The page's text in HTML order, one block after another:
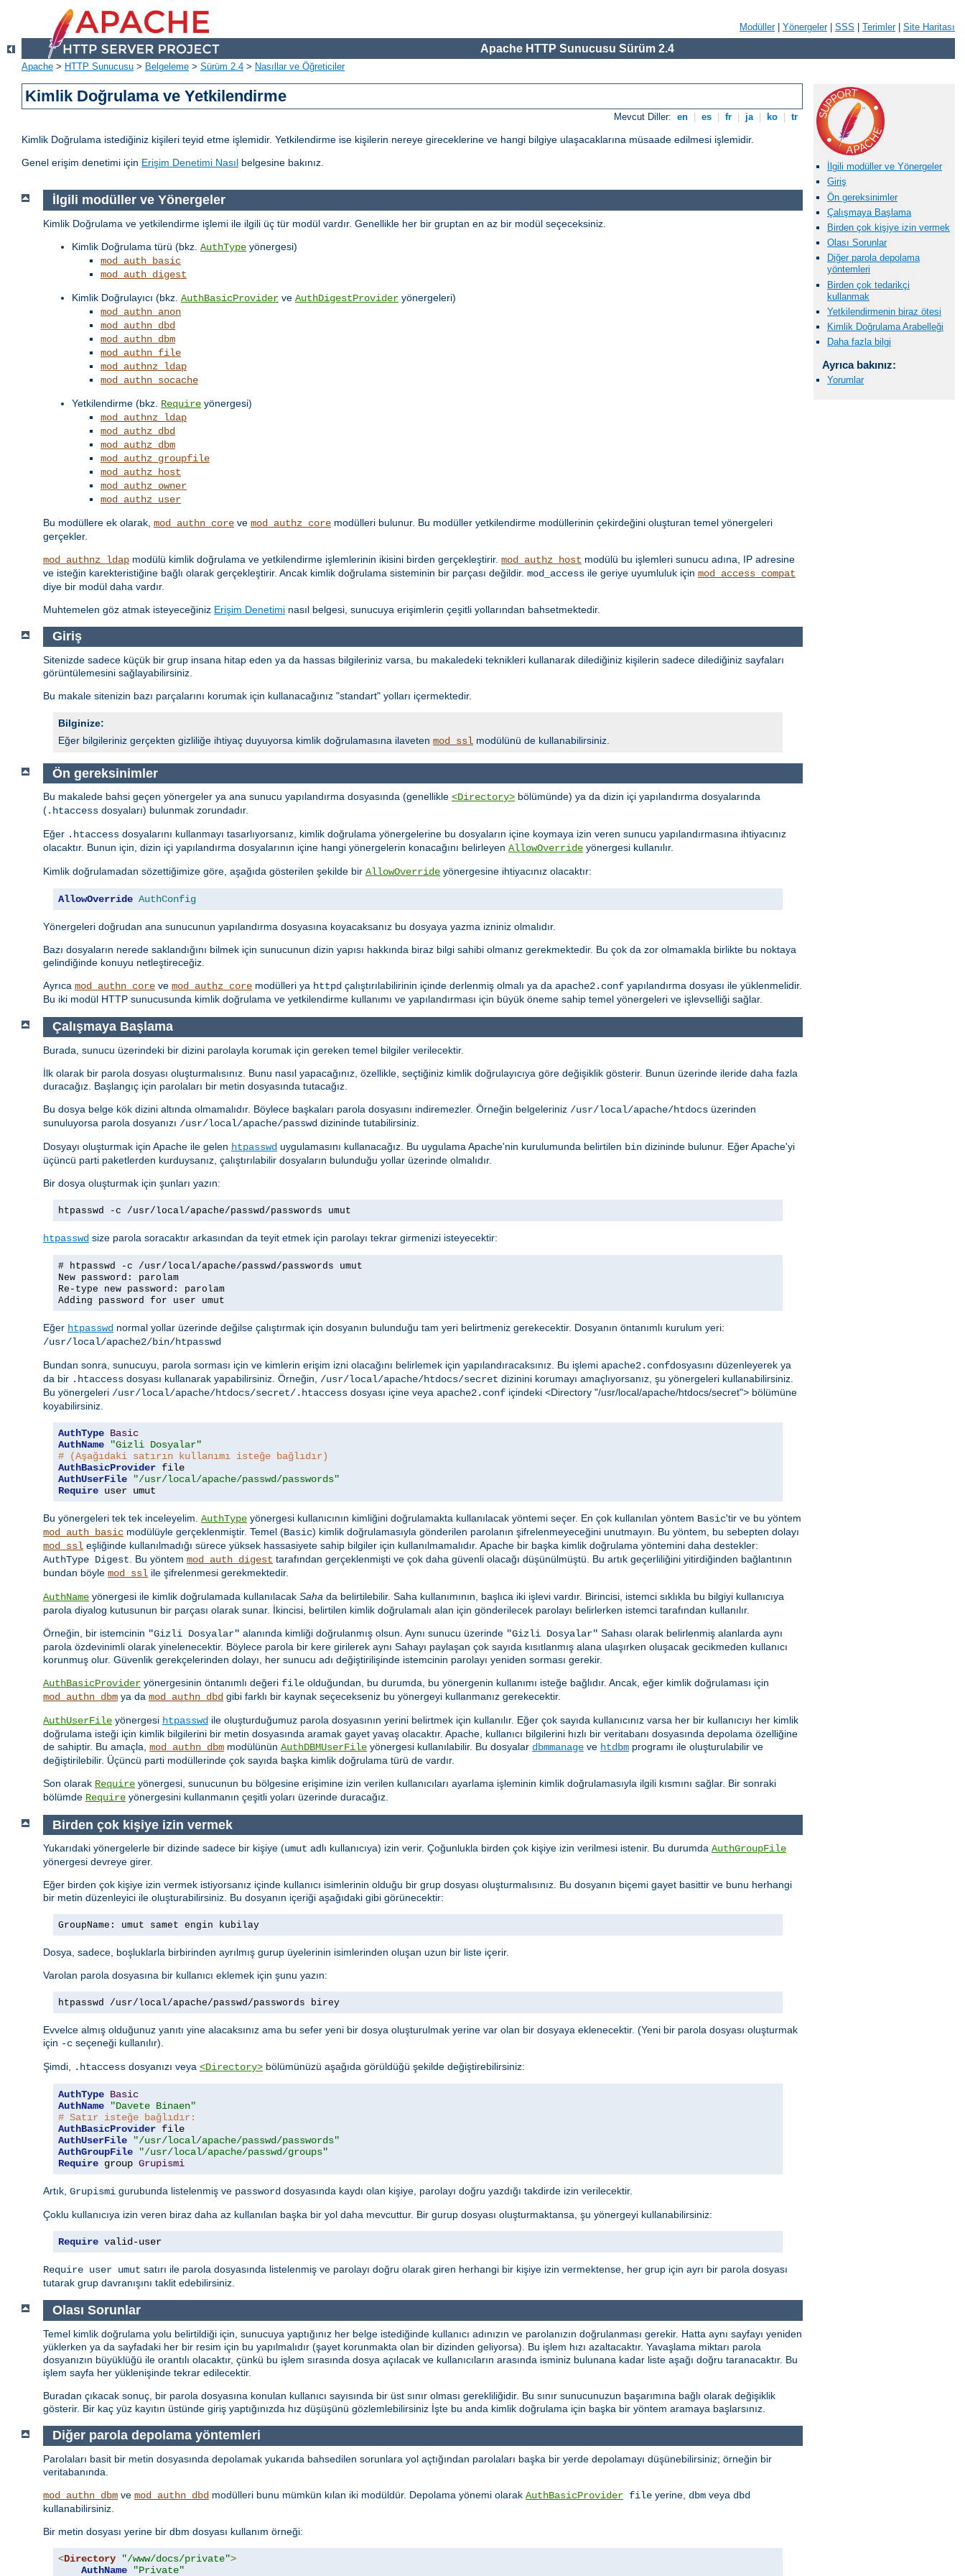
Modüller| Yönergeler| SSS Terimler| Site Haritası
Apache HTTP Sunucusu Sürüm 2.4
Apache > HTTP Sunucusu > Belgeleme > Sürüm 2.4 > Nasıllar ve Öğreticiler
Kimlik Doğrulama ve Yetkilendirme
Mevcut Diller: en es fr ja ko tr
Kimlik Doğrulama istediğiniz kişileri teyid etme işlemidir. Yetkilendirme ise kişilerin nereye gireceklerine ve hangi bilgiye ulaşacaklarına müsaade edilmesi işlemidir.
Genel erişim denetimi için Erişim Denetimi Nasıl belgesine bakınız.
İlgili modüller ve Yönergeler
Giriş
Ön gereksinimler
Çalışmaya Başlama
Birden çok kişiye izin vermek
Olası Sorunlar
Diğer parola depolama
yöntemleri
Birden çok tedarikçi
kullanmak
Yetkilendirmenin biraz ötesi
Kimlik Doğrulama Arabelleği
Daha fazla bilgi
Ayrıca bakınız:
Yorumlar
İlgili modüller ve Yönergeler
Kimlik Doğrulama ve yetkilendirme işlemi ile ilgili üç tür modül vardır. Genellikle her bir gruptan en az bir modül seçeceksiniz.
Kimlik Doğrulama türü (bkz. AuthType yönergesi)
mod_auth_basic
mod_auth_digest
Kimlik Doğrulayıcı (bkz. AuthBasicProvider ve AuthDigestProvider yönergeleri)
mod_authn_anon
mod_authn_dbd
mod_authn_dbm
mod_authn_file
mod_authnz_ldap
mod_authn_socache
Yetkilendirme (bkz. Require yönergesi)
mod_authnz_ldap
mod_authz_dbd
mod_authz_dbm
mod_authz_groupfile
mod_authz_host
mod_authz_owner
mod_authz_user
Bu modüllere ek olarak, mod_authn_core ve mod_authz_core modülleri bulunur. Bu modüller yetkilendirme modüllerinin çekirdeğini oluşturan temel yönergeleri
gerçekler.
mod_authnz_ldap modülü kimlik doğrulama ve yetkilendirme işlemlerinin ikisini birden gerçekleştirir. mod_authz_host modülü bu işlemleri sunucu adına, IP adresine
ve isteğin karekteristiğine bağlı olarak gerçekleştirir. Ancak kimlik doğrulama sisteminin bir parçası değildir. mod_access ile geriye uyumluluk için mod_access_compat
diye bir modül daha vardır.
Muhtemelen göz atmak isteyeceğiniz Erişim Denetimi nasıl belgesi, sunucuya erişimlerin çeşitli yollarından bahsetmektedir.
Giriş
Sitenizde sadece küçük bir grup insana hitap eden ya da hassas bilgileriniz varsa, bu makaledeki teknikleri kullanarak dilediğiniz kişilerin sadece dilediğiniz sayfaları
görüntülemesini sağlayabilirsiniz.
Bu makale sitenizin bazı parçalarını korumak için kullanacağınız "standart" yolları içermektedir.
Bilginize:
Eğer bilgileriniz gerçekten gizliliğe ihtiyaç duyuyorsa kimlik doğrulamasına ilaveten mod_ssl modülünü de kullanabilirsiniz.
Ön gereksinimler
Bu makalede bahsi geçen yönergeler ya ana sunucu yapılandırma dosyasında (genellikle <Directory> bölümünde) ya da dizin içi yapılandırma dosyalarında
(.htaccess dosyaları) bulunmak zorundadır.
Eğer .htaccess dosyalarını kullanmayı tasarlıyorsanız, kimlik doğrulama yönergelerine bu dosyaların içine koymaya izin veren sunucu yapılandırmasına ihtiyacınız
olacaktır. Bunun için, dizin içi yapılandırma dosyalarının içine hangi yönergelerin konacağını belirleyen AllowOverride yönergesi kullanılır.
Kimlik doğrulamadan sözettiğimize göre, aşağıda gösterilen şekilde bir AllowOverride yönergesine ihtiyacınız olacaktır:
AllowOverride AuthConfig
Yönergeleri doğrudan ana sunucunun yapılandırma dosyasına koyacaksanız bu dosyaya yazma izniniz olmalıdır.
Bazı dosyaların nerede saklandığını bilmek için sunucunun dizin yapısı hakkında biraz bilgi sahibi olmanız gerekmektedir. Bu çok da zor olmamakla birlikte bu noktaya
gelindiğinde konuyu netleştireceğiz.
Ayrıca mod_authn_core ve mod_authz_core modülleri ya httpd çalıştırılabilirinin içinde derlenmiş olmalı ya da apache2.conf yapılandırma dosyası ile yüklenmelidir.
Bu iki modül HTTP sunucusunda kimlik doğrulama ve yetkilendirme kullanımı ve yapılandırması için büyük öneme sahip temel yönergeleri ve işlevselliği sağlar.
Çalışmaya Başlama
Burada, sunucu üzerindeki bir dizini parolayla korumak için gereken temel bilgiler verilecektir.
İlk olarak bir parola dosyası oluşturmalısınız. Bunu nasıl yapacağınız, özellikle, seçtiğiniz kimlik doğrulayıcıya göre değişiklik gösterir. Bunun üzerinde ileride daha fazla
duracağız. Başlangıç için parolaları bir metin dosyasında tutacağız.
Bu dosya belge kök dizini altında olmamalıdır. Böylece başkaları parola dosyasını indiremezler. Örneğin belgeleriniz /usr/local/apache/htdocs üzerinden
sunuluyorsa parola dosyanızı /usr/local/apache/passwd dizininde tutabilirsiniz.
Dosyayı oluşturmak için Apache ile gelen htpasswd uygulamasını kullanacağız. Bu uygulama Apache'nin kurulumunda belirtilen bin dizininde bulunur. Eğer Apache'yi
üçüncü parti paketlerden kurduysanız, çalıştırılabilir dosyaların bulunduğu yollar üzerinde olmalıdır.
Bir dosya oluşturmak için şunları yazın:
htpasswd -c /usr/local/apache/passwd/passwords umut
htpasswd size parola soracaktır arkasından da teyit etmek için parolayı tekrar girmenizi isteyecektir:
# htpasswd -c /usr/local/apache/passwd/passwords umut
New password: parolam
Re-type new password: parolam
Adding password for user umut
Eğer htpasswd normal yollar üzerinde değilse çalıştırmak için dosyanın bulunduğu tam yeri belirtmeniz gerekecektir. Dosyanın öntanımlı kurulum yeri:
/usr/local/apache2/bin/htpasswd
Bundan sonra, sunucuyu, parola sorması için ve kimlerin erişim izni olacağını belirlemek için yapılandıracaksınız. Bu işlemi apache2.confdosyasını düzenleyerek ya
da bir .htaccess dosyası kullanarak yapabilirsiniz. Örneğin, /usr/local/apache/htdocs/secret dizinini korumayı amaçlıyorsanız, şu yönergeleri kullanabilirsiniz.
Bu yönergeleri /usr/local/apache/htdocs/secret/.htaccess dosyası içine veya apache2.conf içindeki <Directory "/usr/local/apache/htdocs/secret"> bölümüne
koyabilirsiniz.
AuthType Basic
AuthName
"Gizli Dosyalar"
# (Aşağıdaki satırın kullanımı isteğe bağlıdır)
AuthBasicProvider
AuthUserFile
"/usr/local/apache/passwd/passwords"
Require user umut
Bu yönergeleri tek tek inceleyelim. AuthType yönergesi kullanıcının kimliğini doğrulamakta kullanılacak yöntemi seçer. En çok kullanılan yöntem Basic'tir ve bu yöntem
mod_auth_basic modülüyle gerçeklenmiştir. Temel (Basic) kimlik doğrulamasıyla gönderilen parolanın şifrelenmeyeceğini unutmayın. Bu yöntem, bu sebepten dolayı
mod_ssl eşliğinde kullanılmadığı sürece yüksek hassasiyete sahip bilgiler için kullanılmamalıdır. Apache bir başka kimlik doğrulama yöntemini daha destekler:
AuthType Digest . Bu yöntem mod_auth_digest tarafından gerçeklenmişti ve çok daha güvenli olacağı düşünülmüştü. Bu artık geçerliliğini yitirdiğinden bağlantının
bundan böyle mod_ssl ile şifrelenmesi gerekmektedir.
AuthName yönergesi ile kimlik doğrulamada kullanılacak Saha da belirtilebilir. Saha kullanımının, başlıca iki işlevi vardır. Birincisi, istemci sıklıkla bu bilgiyi kullanıcıya
parola diyalog kutusunun bir parçası olarak sunar. İkincisi, belirtilen kimlik doğrulamalı alan için gönderilecek parolayı belirlerken istemci tarafından kullanılır.
Örneğin, bir istemcinin "Gizli Dosyalar" alanında kimliği doğrulanmış olsun. Aynı sunucu üzerinde "Gizli Dosyalar" Sahası olarak belirlenmiş alanlarda aynı
parola özdevinimli olarak yinelenecektir. Böylece parola bir kere girilerek aynı Sahayı paylaşan çok sayıda kısıtlanmış alana ulaşırken oluşacak gecikmeden kullanıcı
korunmuş olur. Güvenlik gerekçelerinden dolayı, her sunucu adı değiştirilişinde istemcinin parolayı yeniden sorması gerekir.
AuthBasicProvider yönergesinin öntanımlı değeri file olduğundan, bu durumda, bu yönergenin kullanımı isteğe bağlıdır. Ancak, eğer kimlik doğrulaması için
mod_authn_dbm ya da mod_authn_dbd gibi farklı bir kaynak seçecekseniz bu yönergeyi kullanmanız gerekecektir.
AuthUserFile yönergesi htpasswd ile oluşturduğumuz parola dosyasının yerini belirtmek için kullanılır. Eğer çok sayıda kullanıcınız varsa her bir kullanıcıyı her kimlik
doğrulama isteği için kimlik bilgilerini bir metin dosyasında aramak gayet yavaş olacaktır. Apache, kullanıcı bilgilerini hızlı bir veritabanı dosyasında depolama özelliğine
de sahiptir. Bu amaçla, mod_authn_dbm modülünün AuthDBMUserFile yönergesi kullanılabilir. Bu dosyalar dbmmanage ve htdbm programı ile oluşturulabilir ve
değiştirilebilir. Üçüncü parti modüllerinde çok sayıda başka kimlik doğrulama türü de vardır.
Son olarak Require yönergesi, sunucunun bu bölgesine erişimine izin verilen kullanıcıları ayarlama işleminin kimlik doğrulamasıyla ilgili kısmını sağlar. Bir sonraki
bölümde Require yönergesini kullanmanın çeşitli yoları üzerinde duracağız.
Birden çok kişiye izin vermek
Yukarıdaki yönergelerle bir dizinde sadece bir kişiye (umut adlı kullanıcıya) izin verir. Çoğunlukla birden çok kişiye izin verilmesi istenir. Bu durumda AuthGroupFile
yönergesi devreye girer.
Eğer birden çok kişiye izin vermek istiyorsanız içinde kullanıcı isimlerinin olduğu bir grup dosyası oluşturmalısınız. Bu dosyanın biçemi gayet basittir ve bunu herhangi
bir metin düzenleyici ile oluşturabilirsiniz. Bu dosyanın içeriği aşağıdaki gibi görünecektir:
GroupName: umut samet engin kubilay
Dosya, sadece, boşluklarla birbirinden ayrılmış gurup üyelerinin isimlerinden oluşan uzun bir liste içerir.
Varolan parola dosyasına bir kullanıcı eklemek için şunu yazın:
htpasswd /usr/local/apache/passwd/passwords birey
Evvelce almış olduğunuz yanıtı yine alacaksınız ama bu sefer yeni bir dosya oluşturulmak yerine var olan bir dosyaya eklenecektir. (Yeni bir parola dosyası oluşturmak
için -c seçeneği kullanılır).
Şimdi, .htaccess dosyanızı veya <Directory> bölümünüzü aşağıda görüldüğü şekilde değiştirebilirsiniz:
AuthType Basic
AuthName
"Davete Binaen"
# Satır isteğe bağlıdır:
AuthBasicProvider
AuthUserFile
"/usr/local/apache/passwd/passwords"
AuthGroupFile
"/usr/local/apache/passwd/groups"
Require group Grupismi
Artık, Grupismi gurubunda listelenmiş ve password dosyasında kaydı olan kişiye, parolayı doğru yazdığı takdirde izin verilecektir.
Çoklu kullanıcıya izin veren biraz daha az kullanılan başka bir yol daha mevcuttur. Bir gurup dosyası oluşturmaktansa, şu yönergeyi kullanabilirsiniz:
Require valid-user
Require user umut satırı ile parola dosyasında listelenmiş ve parolayı doğru olarak giren herhangi bir kişiye izin vermektense, her grup için ayrı bir parola dosyası
tutarak grup davranışını taklit edebilirsiniz.
Olası Sorunlar
Temel kimlik doğrulama yolu belirtildiği için, sunucuya yaptığınız her belge istediğinde kullanıcı adınızın ve parolanızın doğrulanması gerekir. Hatta aynı sayfayı yeniden
yüklerken ya da sayfadaki her bir resim için bu yapılmalıdır (şayet korunmakta olan bir dizinden geliyorsa). Bu işlem hızı azaltacaktır. Yavaşlama miktarı parola
dosyanızın büyüklüğü ile orantılı olacaktır, çünkü bu işlem sırasında dosya açılacak ve kullanıcıların arasında isminiz bulunana kadar liste aşağı doğru taranacaktır. Bu
işlem sayfa her yüklenişinde tekrar edilecektir.
Buradan çıkacak sonuç, bir parola dosyasına konulan kullanıcı sayısında bir üst sınır olması gerekliliğidir. Bu sınır sunucunuzun başarımına bağlı olarak değişiklik
gösterir. Bir kaç yüz kayıtın üstünde giriş yaptığınızda hız düşüşünü gözlemlebilirsiniz İşte bu anda kimlik doğrulama için başka bir yöntem aramaya başlarsınız.
Diğer parola depolama yöntemleri
Parolaları basit bir metin dosyasında depolamak yukarıda bahsedilen sorunlara yol açtığından parolaları başka bir yerde depolamayı düşünebilirsiniz; örneğin bir
veritabanında.
mod_authn_dbm ve mod_authn_dbd modülleri bunu mümkün kılan iki modüldür. Depolama yönemi olarak AuthBasicProvider file yerine, dbm veya dbd
kullanabilirsiniz.
Bir metin dosyası yerine bir dbm dosyası kullanım örneği:
<Directory "/www/docs/private">
AuthName
"Private"